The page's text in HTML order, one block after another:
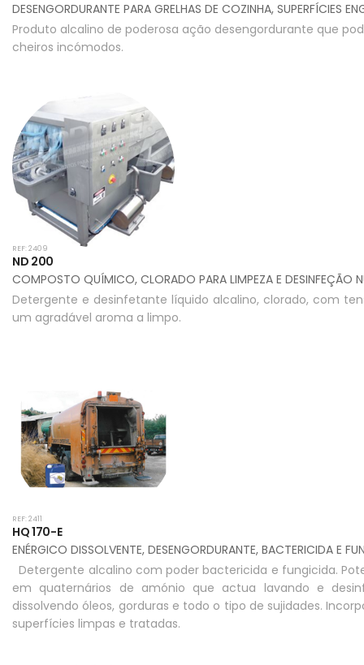
DESENGORDURANTE PARA GRELHAS DE COZINHA, SUPERFÍCIES
Produto alcalino de poderosa ação desengordurante que
cheiros incómodos.
REF: 2409
ND 200
COMPOSTO QUÍMICO, CLORADO PARA LIMPEZA E DESINFEÇÃO
Detergente e desinfetante líquido alcalino, clorado, com
um agradável aroma a limpo.
REF: 2411
HQ 170-E
ENÉRGICO DISSOLVENTE, DESENGORDURANTE, BACTERICIDA E
Detergente alcalino com poder bactericida e fungicida.
em quaternários de amónio que actua lavando e
dissolvendo óleos, gorduras e todo o tipo de sujidades.
superfícies limpas e tratadas.